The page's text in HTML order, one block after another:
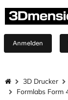
Anmelden
3D Drucker
Formlabs Form